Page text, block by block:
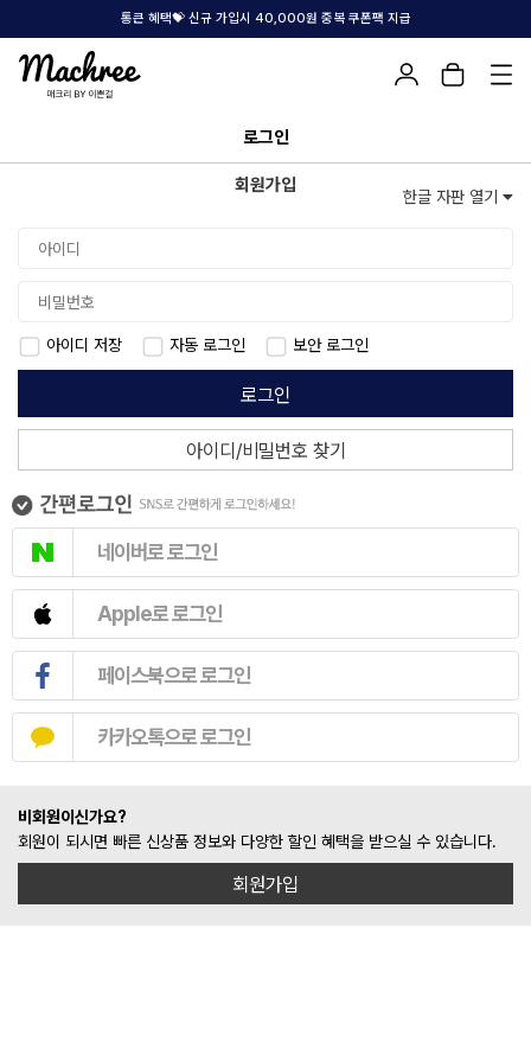
통큰 혜택💝 신규 가입시 40,000원 중복 쿠폰팩 지급
로그인
회원가입
한글 자판 열기
아이디 저장 자동 로그인 보안 로그인
로그인
아이디/비밀번호 찾기
네이버로 로그인
Apple로 로그인
페이스북으로 로그인
카카오톡으로 로그인
비회원이신가요?
회원이 되시면 빠른 신상품 정보와 다양한 할인 혜택을 받으실 수 있습니다.
회원가입